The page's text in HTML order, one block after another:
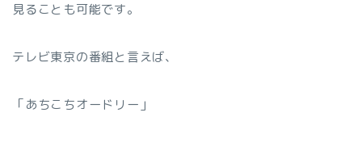
見ることも可能です。
テレビ東京の番組と言えば、
「あちこちオードリー」